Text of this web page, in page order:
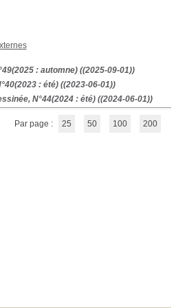
: automne) ((2025-09-01))
: été) ((2023-06-01))
N°44(2024 : été) ((2024-06-01))
Par page : 25 50 100 200